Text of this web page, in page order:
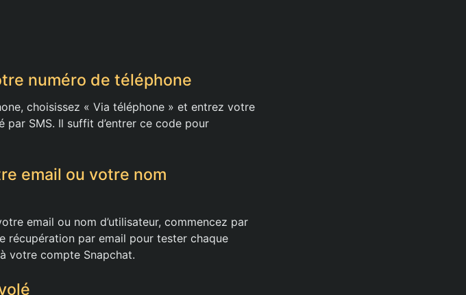
numéro de téléphone
choisissez « Via téléphone » et entrez votre
par SMS. Il suffit d’entrer ce code pour
email ou votre nom
email ou nom d’utilisateur, commencez par
récupération par email pour tester chaque
votre compte Snapchat.